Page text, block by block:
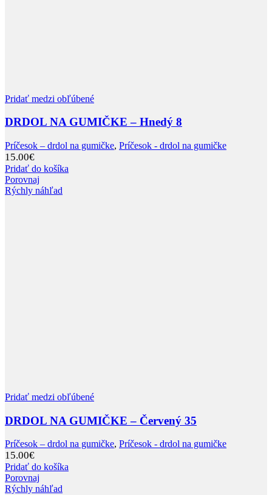
Pridať medzi obľúbené
DRDOL NA GUMIČKE – Hnedý 8
Príčesok – drdol na gumičke, Príčesok - drdol na gumičke
15.00€
Pridať do košíka
Porovnaj
Rýchly náhľad
Pridať medzi obľúbené
DRDOL NA GUMIČKE – Červený 35
Príčesok – drdol na gumičke, Príčesok - drdol na gumičke
15.00€
Pridať do košíka
Porovnaj
Rýchly náhľad